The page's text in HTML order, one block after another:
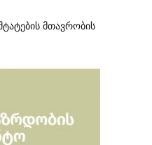
მთავრობის